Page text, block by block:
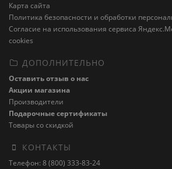
Карта сайта
Политика безопасности и обработки
Cогласие на использования сервиса
cookies
ДОПОЛНИТЕЛЬНО
Оставить отзыв о нас
Акции магазина
Производители
Подарочные сертификаты
Товары со скидкой
КОНТАКТЫ
Телефон: 8 (800) 333-83-24